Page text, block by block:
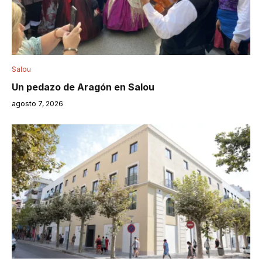
Salou
Un pedazo de Aragón en Salou
agosto 7, 2026